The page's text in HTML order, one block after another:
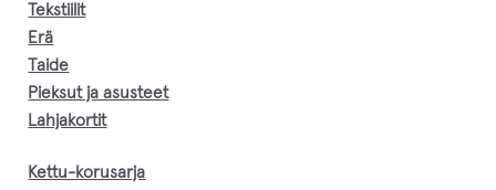
Tekstiilit
Erä
Taide
Pieksut ja asusteet
Lahjakortit
Kettu-korusarja